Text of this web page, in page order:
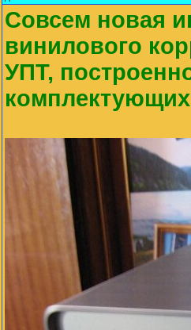
Совсем новая
винилового
УПТ,